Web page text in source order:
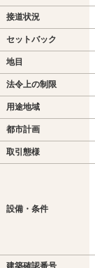
接道状況
セットバック
地目
法令上の制限
用途地域
都市計画
取引態様
設備・条件
建築確認番号